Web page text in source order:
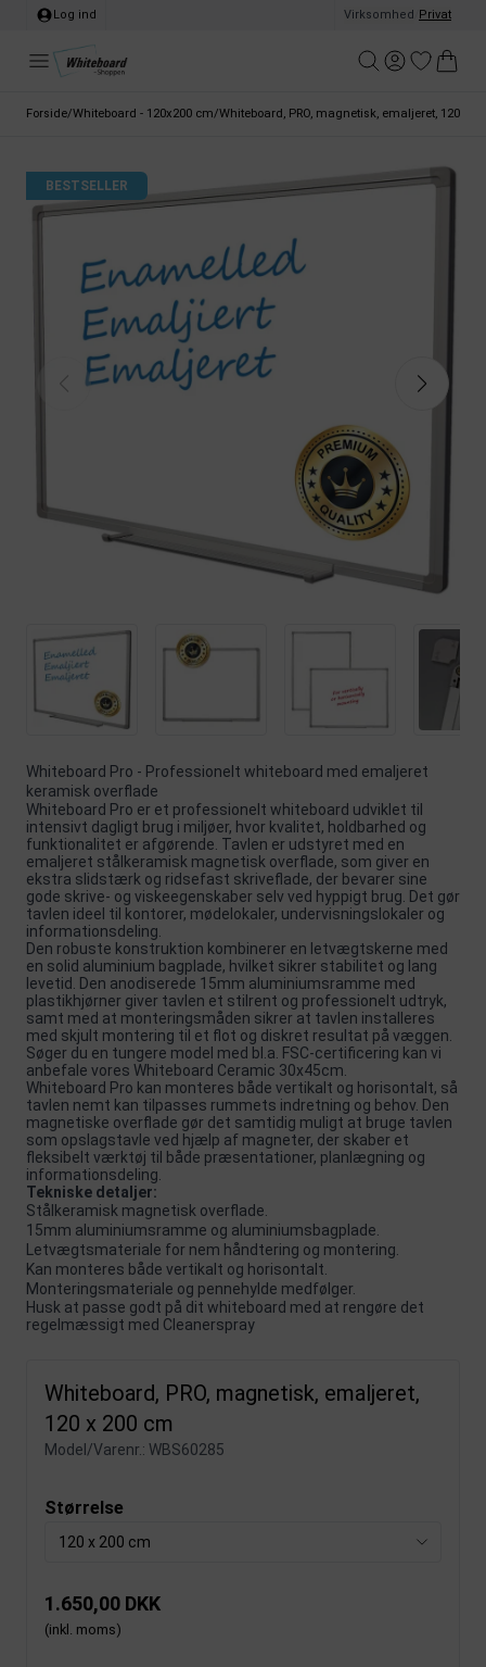
Log ind Virksomhed Privat
Forside/Whiteboard - 120x200 cm/Whiteboard, PRO, magnetisk, emaljeret, 120 x
BESTSELLER
Whiteboard Pro - Professionelt whiteboard med emaljeret
keramisk overflade
Whiteboard Pro er et professionelt whiteboard udviklet til
intensivt dagligt brug i miljøer, hvor kvalitet, holdbarhed og
funktionalitet er afgørende. Tavlen er udstyret med en
emaljeret stålkeramisk magnetisk overflade, som giver en
ekstra slidstærk og ridsefast skriveflade, der bevarer sine
gode skrive- og viskeegenskaber selv ved hyppigt brug. Det gør
tavlen ideel til kontorer, mødelokaler, undervisningslokaler og
informationsdeling.
Den robuste konstruktion kombinerer en letvægtskerne med
en solid aluminium bagplade, hvilket sikrer stabilitet og lang
levetid. Den anodiserede 15mm aluminiumsramme med
plastikhjørner giver tavlen et stilrent og professionelt udtryk,
samt med at monteringsmåden sikrer at tavlen installeres
med skjult montering til et flot og diskret resultat på væggen.
Søger du en tungere model med bl.a. FSC-certificering kan vi
anbefale vores Whiteboard Ceramic 30x45cm
Whiteboard Pro kan monteres både vertikalt og horisontalt, så
tavlen nemt kan tilpasses rummets indretning og behov. Den
magnetiske overflade gør det samtidig muligt at bruge tavlen
som opslagstavle ved hjælp af magneter, der skaber et
fleksibelt værktøj til både præsentationer, planlægning og
informationsdeling.
Tekniske detaljer:
Stålkeramisk magnetisk overflade.
15mm aluminiumsramme og aluminiumsbagplade.
Letvægtsmateriale for nem håndtering og montering.
Kan monteres både vertikalt og horisontalt.
Monteringsmateriale og pennehylde medfølger.
Husk at passe godt på dit whiteboard med at rengøre det
regelmæssigt med Cleanerspray
Whiteboard, PRO, magnetisk, emaljeret,
120 x 200 cm
Model/Varenr.: WBS60285
Størrelse
120 x 200 cm
1.650,00 DKK
(inkl. moms)